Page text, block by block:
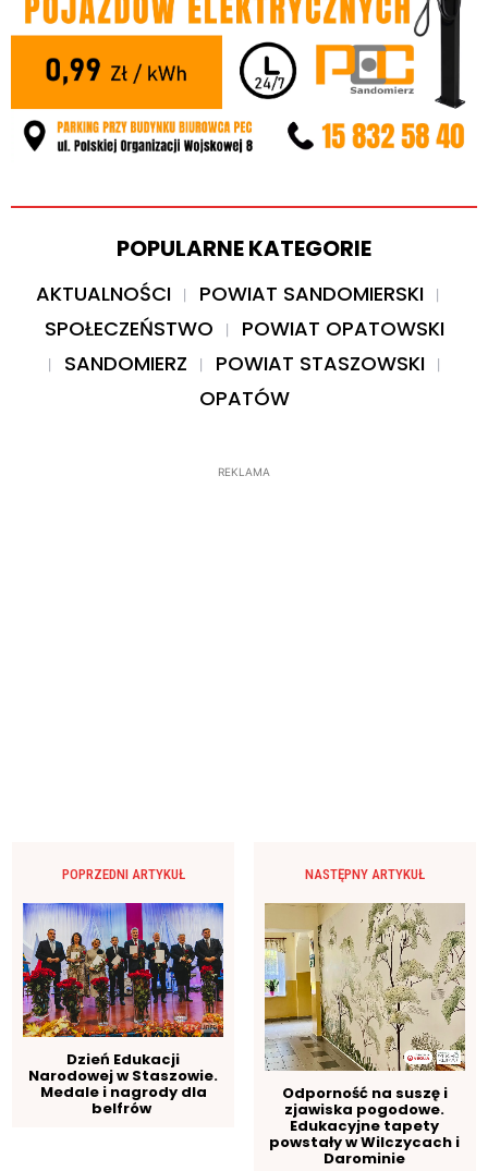
POPULARNE KATEGORIE
AKTUALNOŚCI
POWIAT SANDOMIERSKI
SPOŁECZEŃSTWO
POWIAT OPATOWSKI
SANDOMIERZ
POWIAT STASZOWSKI
OPATÓW
REKLAMA
POPRZEDNI ARTYKUŁ
Dzień Edukacji
Narodowej w Staszowie.
Medale i nagrody dla
belfrów
NASTĘPNY ARTYKUŁ
Odporność na suszę i
zjawiska pogodowe.
Edukacyjne tapety
powstały w Wilczycach i
Darominie